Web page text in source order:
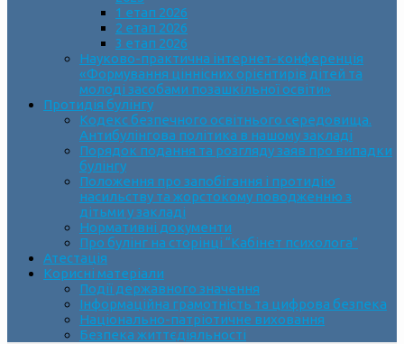
1 етап 2026
2 етап 2026
3 етап 2026
Науково-практична інтернет-конференція
«Формування ціннісних орієнтирів дітей та
молоді засобами позашкільної освіти»
Протидія булінгу
Кодекс безпечного освітнього середовища.
Антибулінгова політика в нашому закладі
Порядок подання та розгляду заяв про випадки
булінгу
Положення про запобігання і протидію
насильству та жорстокому поводженню з
дітьми у закладі
Нормативні документи
Про булінг на сторінці “Кабінет психолога”
Атестація
Корисні матеріали
Події державного значення
Інформаційна грамотність та цифрова безпека
Національно-патріотичне виховання
Безпека життєдіяльності